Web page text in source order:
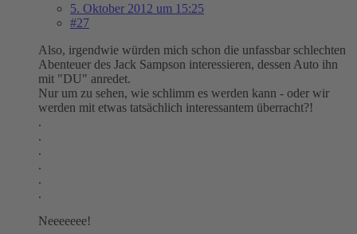
5. Oktober 2012 um 15:25
#27
Also, irgendwie würden mich schon die unfassbar schlechten
Abenteuer des Jack Sampson interessieren, dessen Auto ihn
mit "DU" anredet.
Nur um zu sehen, wie schlimm es werden kann - oder wir
werden mit etwas tatsächlich interessantem überracht?!
.
.
.
.
.
.
Neeeeeee!